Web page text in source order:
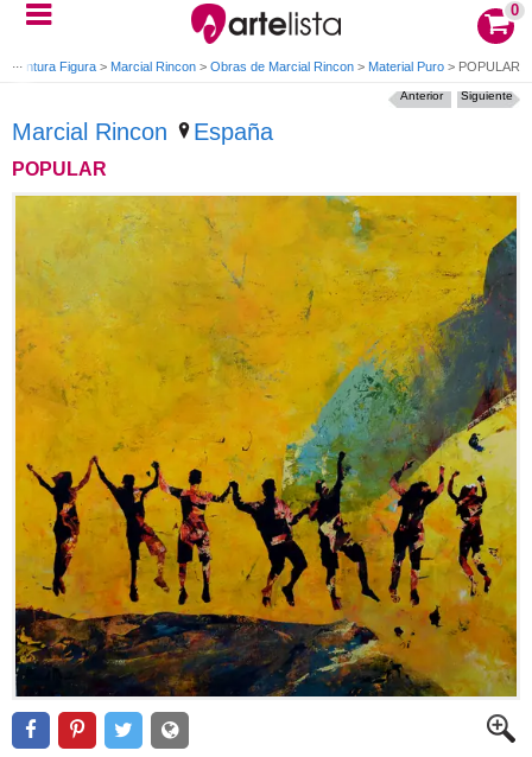
0
Pintura Figura > Marcial Rincon > Obras de Marcial Rincon > Material Puro > POPULAR
Marcial Rincon España
POPULAR
Siguiente
Anterior